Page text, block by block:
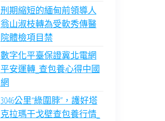
刑期縮短的緬甸前領導人
翁山淑枝轉為受軟秀傳醫
院體檢項目禁
數字化平臺保證冀北電網
平安運轉_查包養心得中國
網
3046公里“綠圍脖”，護好塔
克拉瑪干戈壁查包養行情_